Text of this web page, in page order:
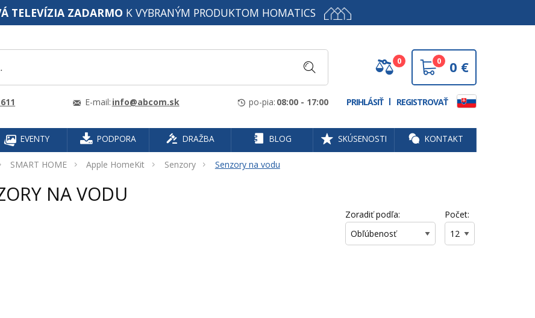
TELEVÍZIA ZADARMO K VYBRANÝM PRODUKTOM HOMATICS
E-mail: info@abcom.sk po-pia: 08:00 - 17:00
0 0 0 €
PRIHLÁSIŤ REGISTROVAŤ
EVENTY PODPORA DRAŽBA BLOG SKÚSENOSTI KONTAKT
SMART HOME Apple HomeKit Senzory Senzory na vodu
NA VODU
Zoradiť podľa: Počet: